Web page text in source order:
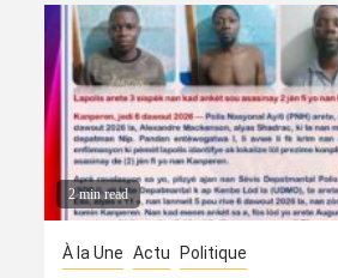
2 min read
À la Une Actu Politique